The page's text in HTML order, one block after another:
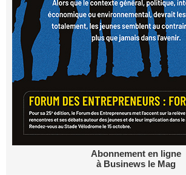
Abonnement en ligne
à Businews le Mag